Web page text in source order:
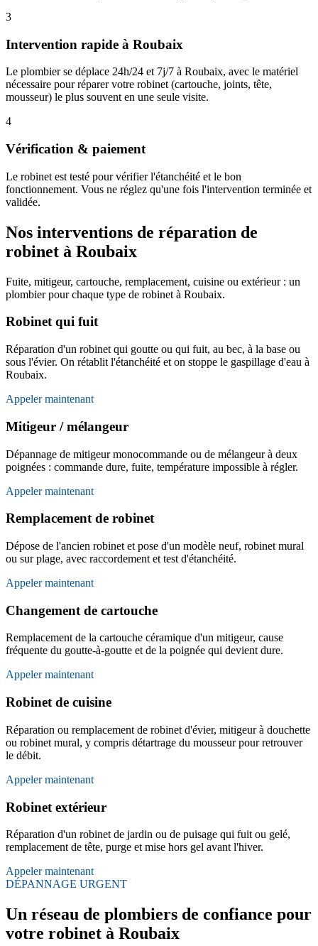
3
Intervention rapide à Roubaix
Le plombier se déplace 24h/24 et 7j/7 à Roubaix, avec le matériel
nécessaire pour réparer votre robinet (cartouche, joints, tête,
mousseur) le plus souvent en une seule visite.
4
Vérification & paiement
Le robinet est testé pour vérifier l'étanchéité et le bon
fonctionnement. Vous ne réglez qu'une fois l'intervention terminée et
validée.
Nos interventions de réparation de
robinet à Roubaix
Fuite, mitigeur, cartouche, remplacement, cuisine ou extérieur : un
plombier pour chaque type de robinet à Roubaix.
Robinet qui fuit
Réparation d'un robinet qui goutte ou qui fuit, au bec, à la base ou
sous l'évier. On rétablit l'étanchéité et on stoppe le gaspillage d'eau à
Roubaix.
Appeler maintenant
Mitigeur / mélangeur
Dépannage de mitigeur monocommande ou de mélangeur à deux
poignées : commande dure, fuite, température impossible à régler.
Appeler maintenant
Remplacement de robinet
Dépose de l'ancien robinet et pose d'un modèle neuf, robinet mural
ou sur plage, avec raccordement et test d'étanchéité.
Appeler maintenant
Changement de cartouche
Remplacement de la cartouche céramique d'un mitigeur, cause
fréquente du goutte-à-goutte et de la poignée qui devient dure.
Appeler maintenant
Robinet de cuisine
Réparation ou remplacement de robinet d'évier, mitigeur à douchette
ou robinet mural, y compris détartrage du mousseur pour retrouver
le débit.
Appeler maintenant
Robinet extérieur
Réparation d'un robinet de jardin ou de puisage qui fuit ou gelé,
remplacement de tête, purge et mise hors gel avant l'hiver.
Appeler maintenant
DÉPANNAGE URGENT
Un réseau de plombiers de confiance pour
votre robinet à Roubaix